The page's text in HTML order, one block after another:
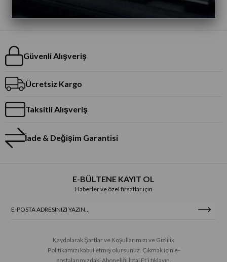
Güvenli Alışveriş
Ücretsiz Kargo
Taksitli Alışveriş
İade & Değişim Garantisi
E-BÜLTENE KAYIT OL
Haberler ve özel fırsatlar için
Kaydolarak Şartlar ve Koşullarımızı ve Gizlilik
Politikamızı kabul etmiş olursunuz. Çıkmak için e-
postalarımızdaki Aboneliği İptal Et’i tıklayın.